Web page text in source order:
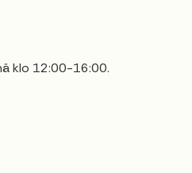
klo 12:00-16:00.